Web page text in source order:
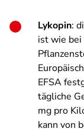
Lykopin:
ist wie bei
EFSA
tägliche
mg pro
kann von